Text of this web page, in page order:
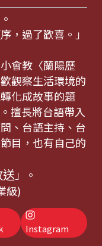
，過了歡喜。」
會教〈蘭陽歷
觀察生活環境的
化成故事的題
擅長將台語帶入
、台語主持、台
目，也有自己的
」。
級)
Instagram